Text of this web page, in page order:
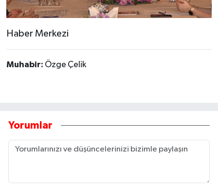
Haber Merkezi
Muhabir: Özge Çelik
Yorumlar